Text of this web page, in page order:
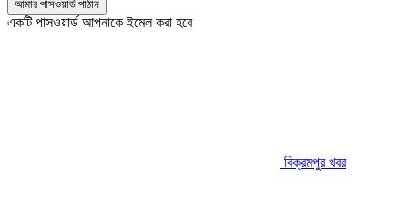
একটি পাসওয়ার্ড আপনাকে ইমেল করা হবে
বিক্রমপুর খবর